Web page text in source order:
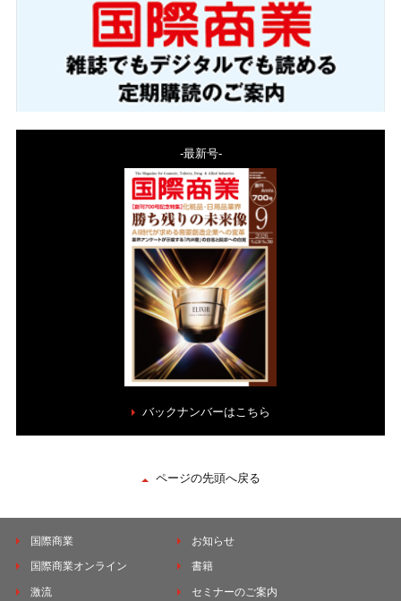
-最新号-
バックナンバーはこちら
ページの先頭へ戻る
国際商業
国際商業オンライン
激流
お知らせ
書籍
セミナーのご案内